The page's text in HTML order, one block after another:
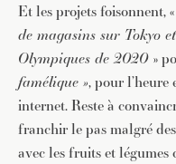
Et les projets foisonnent, «
de magasins sur Tokyo
Olympiques de 2020 »
famélique », pour l’heure
internet. Reste à
franchir le pas malgré
avec les fruits et légumes